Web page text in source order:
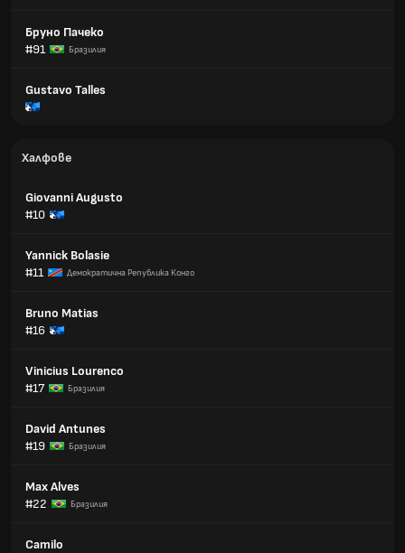
Бруно Пачеко
#91
Бразилия
Gustavo Talles
Халфове
Giovanni Augusto
#10
Yannick Bolasie
#11
Демократична Република Конго
Bruno Matias
#16
Vinicius Lourenco
#17
Бразилия
David Antunes
#19
Бразилия
Max Alves
#22
Бразилия
Camilo